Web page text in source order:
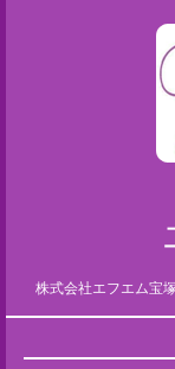
株式会社エフエム宝